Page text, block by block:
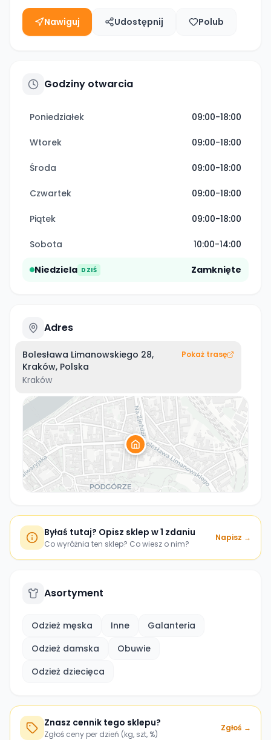
Nawiguj Udostępnij Polub
Godziny otwarcia
Poniedziałek 09:00-18:00
Wtorek 09:00-18:00
Środa 09:00-18:00
Czwartek 09:00-18:00
Piątek 09:00-18:00
Sobota 10:00-14:00
Niedziela DZIŚ Zamknięte
Adres
Bolesława Limanowskiego 28,
Kraków, Polska
Kraków
Pokaż trasę
Byłaś tutaj? Opisz sklep w 1 zdaniu
Co wyróżnia ten sklep? Co wiesz o nim?
Napisz →
Asortyment
Odzież męska Inne
Galanteria
Odzież damska
Obuwie
Odzież dziecięca
Znasz cennik tego sklepu?
Zgłoś ceny per dzień (kg, szt, %)
Zgłoś →